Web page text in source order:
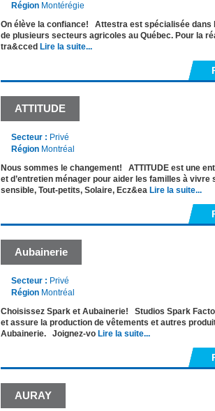
Région Montérégie
On élève la confiance! Attestra est spécialisée dans
de plusieurs secteurs agricoles au Québec. Pour la
tra&cced Lire la suite...
ATTITUDE
Secteur : Privé
Région Montréal
Nous sommes le changement! ATTITUDE est une
et d’entretien ménager pour aider les familles à
sensible, Tout-petits, Solaire, Ecz&ea Lire la suite...
Aubainerie
Secteur : Privé
Région Montréal
Choisissez Spark et Aubainerie! Studios Spark
et assure la production de vêtements et autres
Aubainerie. Joignez-vo Lire la suite...
AURAY